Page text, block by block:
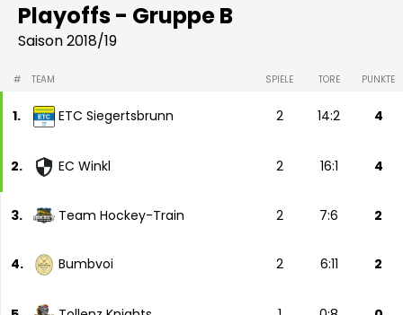
Playoffs - Gruppe B
Saison 2018/19
# TEAM SPIELE TORE PUNKTE
1. ETC Siegertsbrunn 2 14:2 4
2. EC Winkl 2 16:1 4
3. Team Hockey-Train 2 7:6 2
4. Bumbvoi 2 6:11 2